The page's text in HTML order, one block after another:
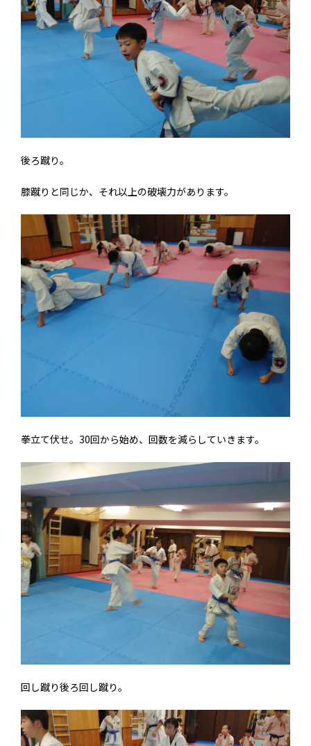
後ろ蹴り。
膝蹴りと同じか、それ以上の破壊力があります。
拳立て伏せ。30回から始め、回数を減らしていきます。
回し蹴り後ろ回し蹴り。